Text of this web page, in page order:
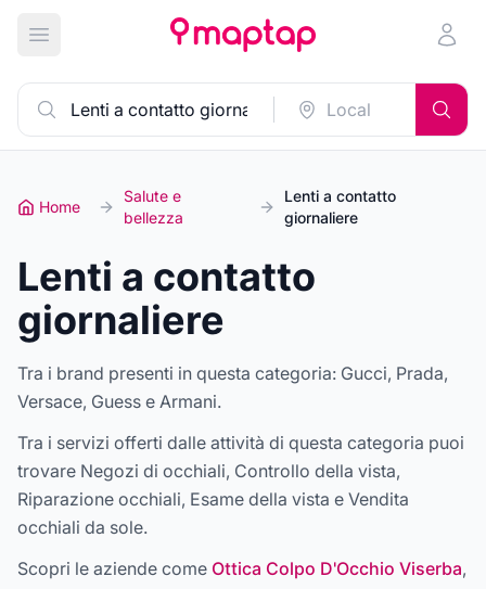
Apri menu principale
Home
Salute e
bellezza
Lenti a contatto
giornaliere
Lenti a contatto
giornaliere
Tra i brand presenti in questa categoria: Gucci, Prada,
Versace, Guess e Armani.
Tra i servizi offerti dalle attività di questa categoria puoi
trovare Negozi di occhiali, Controllo della vista,
Riparazione occhiali, Esame della vista e Vendita
occhiali da sole.
Scopri le aziende come Ottica Colpo D'Occhio Viserba,